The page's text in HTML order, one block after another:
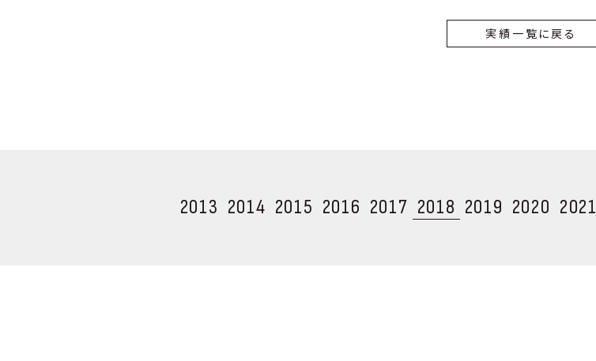
実績一覧に戻る
2013 2014 2015 2016 2017 2018 2019 2020 2021